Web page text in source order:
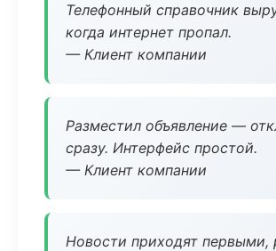
Телефонный справочник
когда интернет пропал.
— Клиент компании
Разместил объявление —
сразу. Интерфейс простой.
— Клиент компании
Новости приходят первыми,